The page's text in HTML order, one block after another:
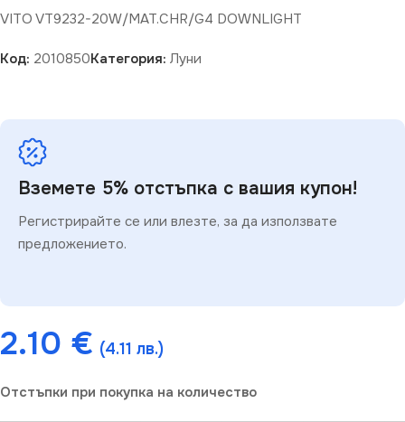
VITO VT9232-20W/MAT.CHR/G4 DOWNLIGHT
Код: 2010850Категория: Луни
Вземете 5% отстъпка с вашия купон!
Регистрирайте се или влезте, за да използвате
предложението.
2.10 € (4.11 лв.)
Отстъпки при покупка на количество